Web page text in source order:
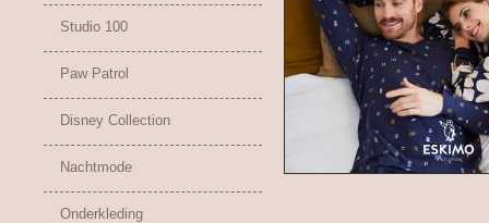
Studio 100
Paw Patrol
Disney Collection
Nachtmode
Onderkleding